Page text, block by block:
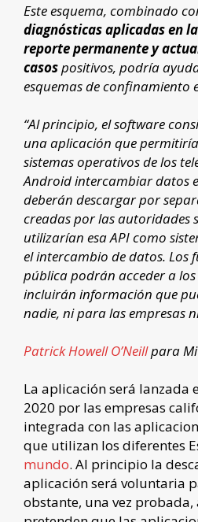
Este esquema, combinado
diagnósticas aplicadas en
reporte permanente y
casospositivos, podría
esquemas de confinamiento
“Al principio, el software
una aplicación que
sistemas operativos de los
Android intercambiar datos
deberán descargar por
creadas por las autoridades
utilizarían esa API como
el intercambio de datos. Los
pública podrán acceder a
incluirán información que
nadie, ni para las empresas
Patrick Howell O’Neillpara
La aplicación será lanzada
2020 por las empresas
integrada con las
que utilizan los diferentes
mundo. Al principio la
aplicación será voluntaria
obstante, una vez